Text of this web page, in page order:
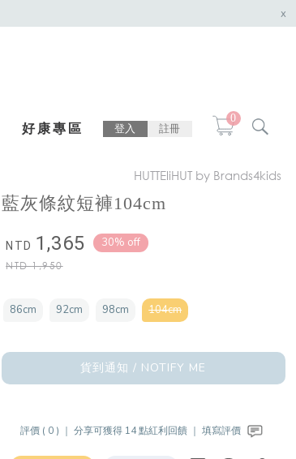
x
好康專區 登入 註冊
0
HUTTEliHUT by Brands4kids
藍灰條紋短褲104cm
NTD 1,365
NTD1,950
30% off
86cm 92cm 98cm 104cm
貨到通知 / NOTIFY ME
評價 ( 0 ) ｜分享可獲得 14 點紅利回饋 ｜填寫評價